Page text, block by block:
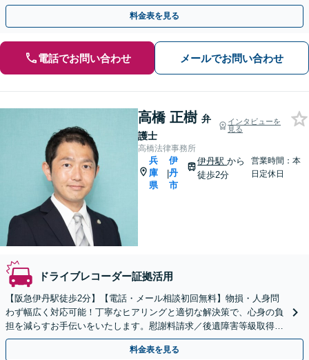
どのような内容でも遠慮なくご相談ください。
料金表を見る
電話でお問い合わせ メールでお問い合わせ
高橋 正樹 弁
護士
インタビューを
見る
高橋法律事務所
兵
庫
県
|
伊
丹
市
伊丹駅から
徒歩2分
営業時間：本
日定休日
ドライブレコーダー証拠活用
【阪急伊丹駅徒歩2分】【電話・メール相談初回無料】物損・人身問
わず幅広く対応可能！丁寧なヒアリングと適切な解決策で、心身の負
担を減らすお手伝いをいたします。慰謝料請求／後遺障害等級取得な
ど【夜間休日対応可】【オンライン面談可】
料金表を見る